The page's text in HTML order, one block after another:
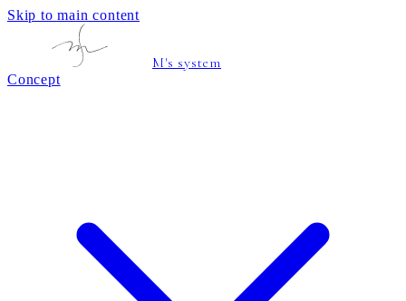
Skip to main content
M's system
Concept